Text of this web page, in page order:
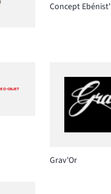
Concept Ebénist'
Grav'Or